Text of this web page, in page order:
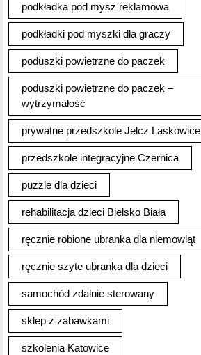
podkładka pod mysz reklamowa
podkładki pod myszki dla graczy
poduszki powietrzne do paczek
poduszki powietrzne do paczek –
wytrzymałość
prywatne przedszkole Jelcz Laskowice
przedszkole integracyjne Czernica
puzzle dla dzieci
rehabilitacja dzieci Bielsko Biała
ręcznie robione ubranka dla niemowląt
ręcznie szyte ubranka dla dzieci
samochód zdalnie sterowany
sklep z zabawkami
szkolenia Katowice